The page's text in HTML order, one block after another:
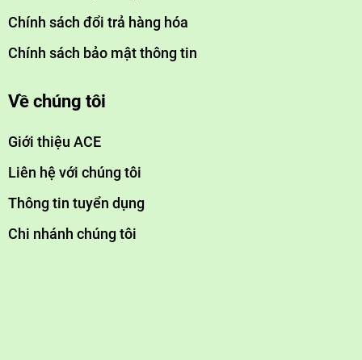
Chính sách đổi trả hàng hóa
Chính sách bảo mật thông tin
Về chúng tôi
Giới thiệu ACE
Liên hệ với chúng tôi
Thông tin tuyển dụng
Chi nhánh chúng tôi